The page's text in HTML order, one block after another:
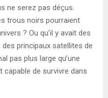
ne serez pas déçus.
trous noirs pourraient
? Ou qu’il y avait des
principaux satellites de
pas plus large qu’une
capable de survivre dans